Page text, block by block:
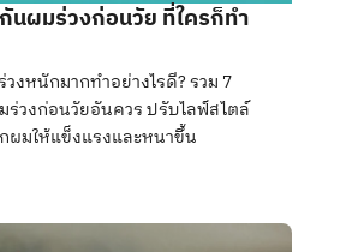
นผมร่วงก่อนวัย ที่ใครก็ทำ
งหนักมากทำอย่างไรดี? รวม 7
วงก่อนวัยอันควร ปรับไลฟ์สไตล์
ผมให้แข็งแรงและหนาขึ้น